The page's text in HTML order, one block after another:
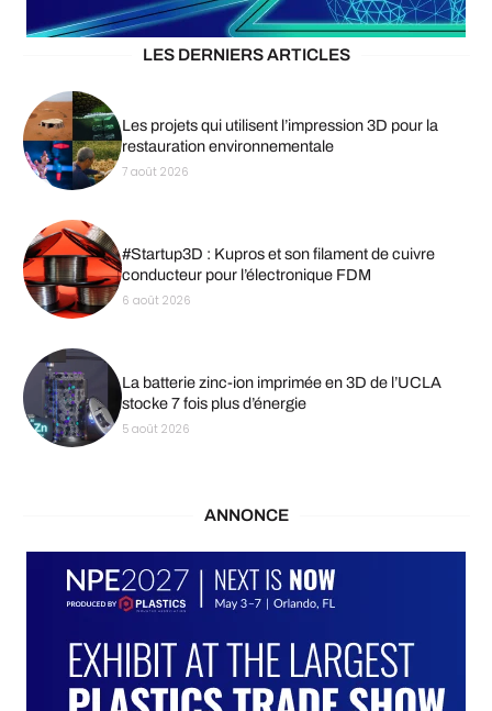
LES DERNIERS ARTICLES
Les projets qui utilisent l’impression 3D pour la
restauration environnementale
7 août 2026
#Startup3D : Kupros et son filament de cuivre
conducteur pour l’électronique FDM
6 août 2026
La batterie zinc-ion imprimée en 3D de l’UCLA
stocke 7 fois plus d’énergie
5 août 2026
ANNONCE